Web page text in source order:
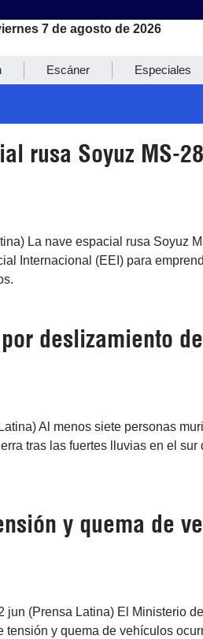
7 de agosto de 2026
Escáner Especiales
rusa Soyuz MS-
La nave espacial rusa Soyuz
Internacional (EEI) para
deslizamiento
Al menos siete personas
tras las fuertes lluvias en el
y quema de
jun (Prensa Latina) El Ministerio
tensión y quema de vehículos